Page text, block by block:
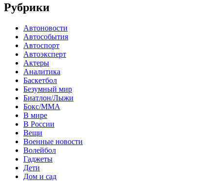
Рубрики
Автоновости
Автособытия
Автоспорт
Автоэксперт
Актеры
Аналитика
Баскетбол
Безумный мир
Биатлон/Лыжи
Бокс/MMA
В мире
В России
Вещи
Военные новости
Волейбол
Гаджеты
Дети
Дом и сад